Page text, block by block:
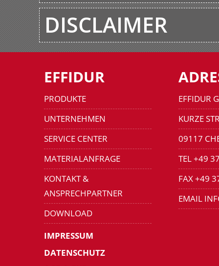
DISCLAIMER
EFFIDUR
PRODUKTE
UNTERNEHMEN
SERVICE CENTER
MATERIALANFRAGE
KONTAKT &
ANSPRECHPARTNER
DOWNLOAD
IMPRESSUM
DATENSCHUTZ
EFFIDUR
KURZE
09117
TEL +49
FAX +49
EMAIL